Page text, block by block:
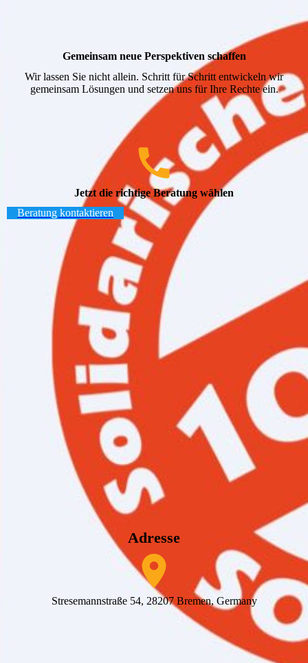
Gemeinsam neue Perspektiven schaffen
Wir lassen Sie nicht allein. Schritt für Schritt entwickeln wir
gemeinsam Lösungen und setzen uns für Ihre Rechte ein.
Jetzt die richtige Beratung wählen
Beratung kontaktieren
Adresse
Stresemannstraße 54, 28207 Bremen, Germany